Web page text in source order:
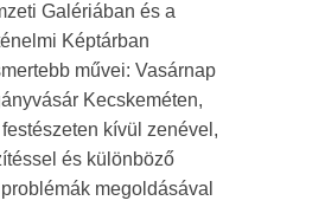
Galériában és a
Képtárban
művei: Vasárnap
Kecskeméten,
festészeten kívül zenével,
és különböző
megoldásával